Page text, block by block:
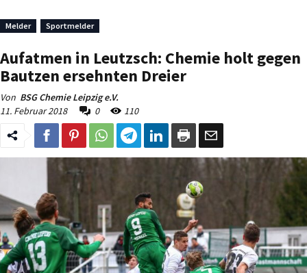
Melder Sportmelder
Aufatmen in Leutzsch: Chemie holt gegen
Bautzen ersehnten Dreier
Von BSG Chemie Leipzig e.V.
11. Februar 2018
0 110